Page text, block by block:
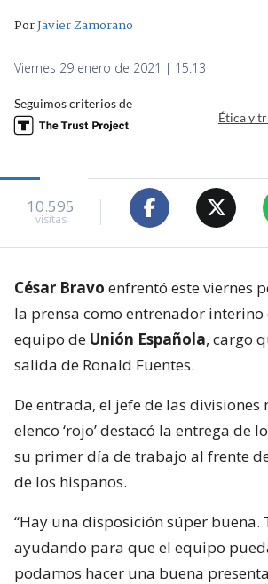
PorJavier Zamorano
Viernes 29 enero de 2021 | 15:13
Seguimos criterios de
Ética y
10.595
visitas
César Bravo enfrentó este viernes
la prensa como entrenador
equipo de Unión Española, cargo
salida de Ronald Fuentes.
De entrada, el jefe de las divisiones
elenco ‘rojo’ destacó la entrega de
su primer día de trabajo al frente
de los hispanos.
“Hay una disposición súper buena.
ayudando para que el equipo
podamos hacer una buena